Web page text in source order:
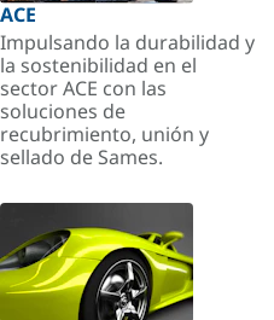
ACE
Impulsando la durabilidad y
la sostenibilidad en el
sector ACE con las
soluciones de
recubrimiento, unión y
sellado de Sames.